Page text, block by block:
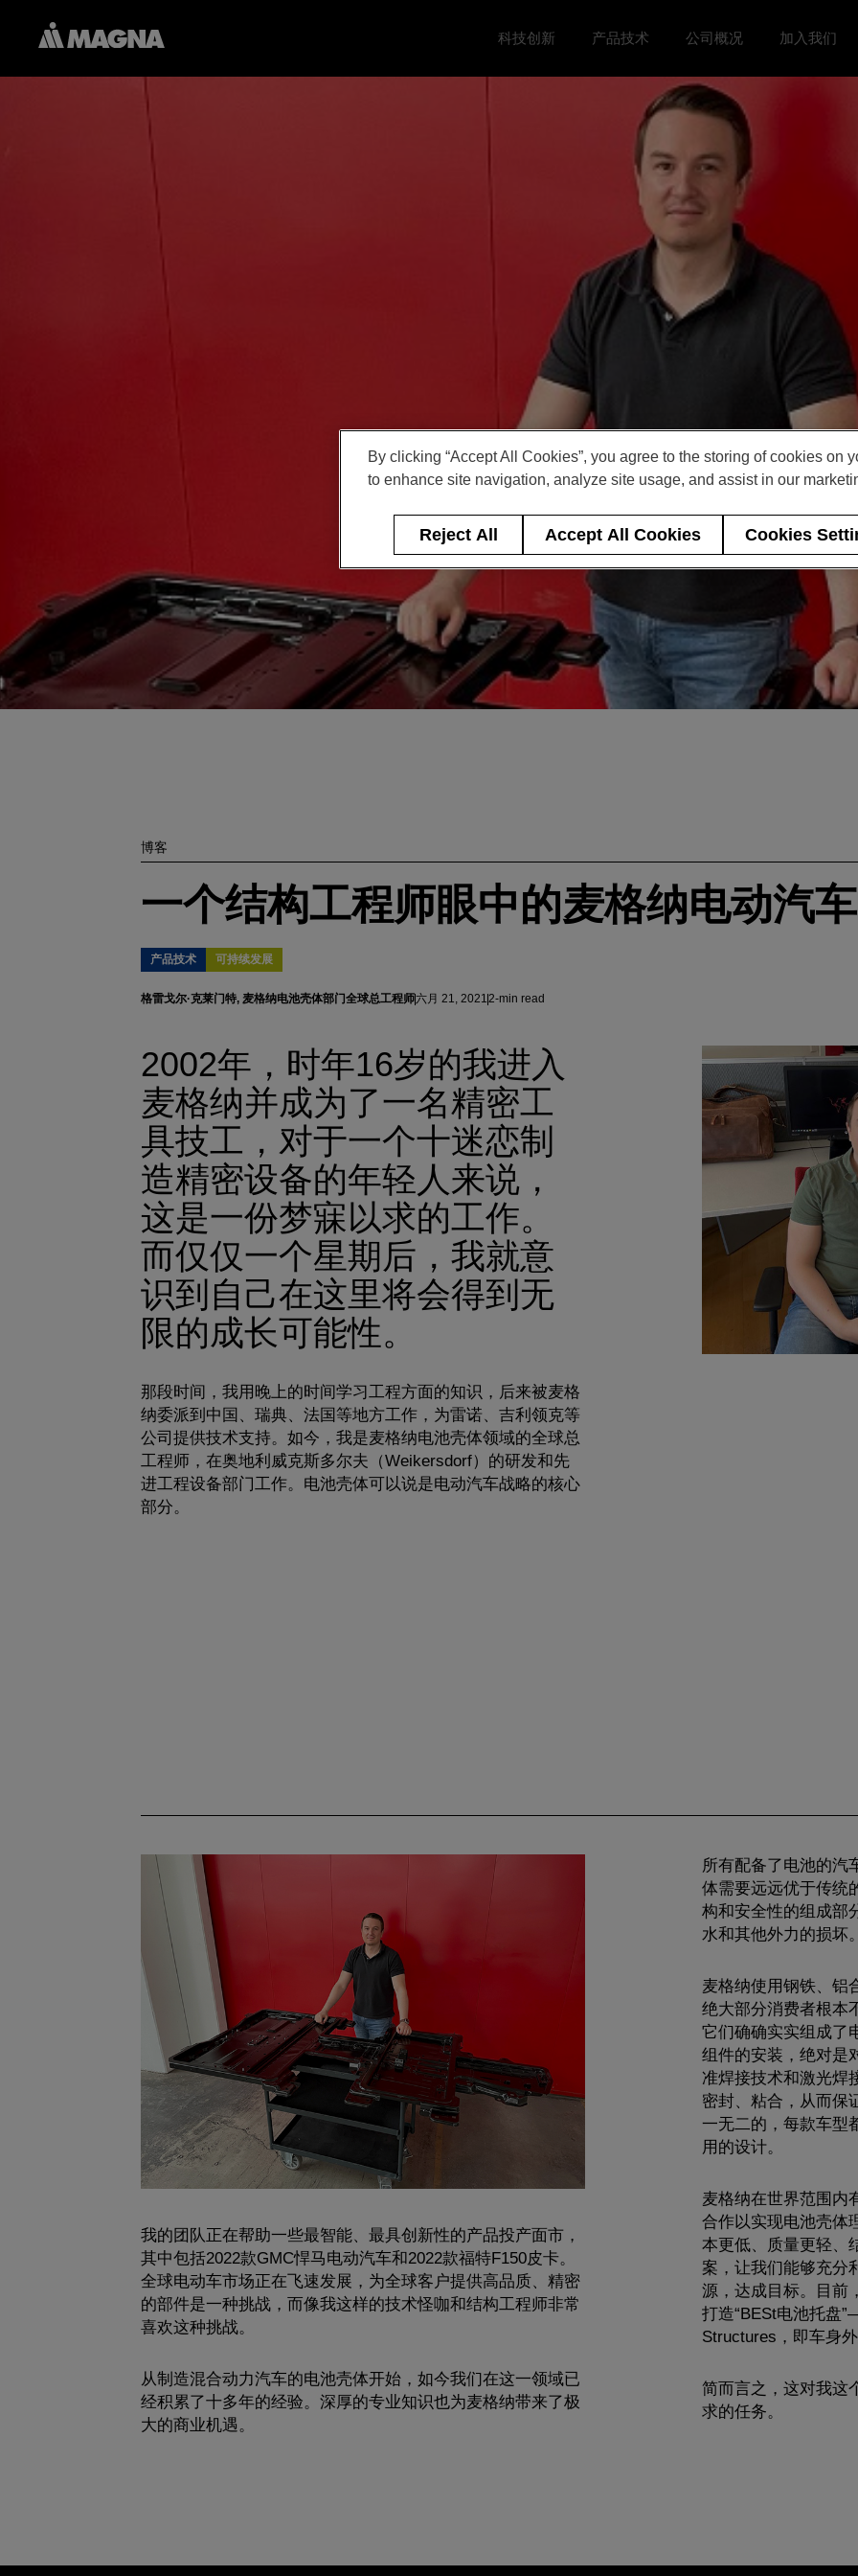
Toggle 科技创新 menu
科技创新 Toggle
产品技术 Toggle 公司概况 menu
公司概况 Toggle 加
加入我们
博客
一个结构工程师眼中的麦格纳电动汽
产品技术 可持续发展
格雷戈尔·克莱门特, 麦格纳电池壳体部门全球总工程师六月 21, 20212-min read
2002年，时年16岁的我进入
麦格纳并成为了一名精密工
具技工，对于一个十迷恋制
造精密设备的年轻人来说，
这是一份梦寐以求的工作。
而仅仅一个星期后，我就意
识到自己在这里将会得到无
限的成长可能性。
那段时间，我用晚上的时间学习工程方面的知识，后来被麦格
纳委派到中国、瑞典、法国等地方工作，为雷诺、吉利领克等
公司提供技术支持。如今，我是麦格纳电池壳体领域的全球总
工程师，在奥地利威克斯多尔夫（Weikersdorf）的研发和先
进工程设备部门工作。电池壳体可以说是电动汽车战略的核心
部分。
我的团队正在帮助一些最智能、最具创新性的产品投产面市，
其中包括2022款GMC悍马电动汽车和2022款福特F150皮卡。
全球电动车市场正在飞速发展，为全球客户提供高品质、精密
的部件是一种挑战，而像我这样的技术怪咖和结构工程师非常
喜欢这种挑战。
从制造混合动力汽车的电池壳体开始，如今我们在这一领域已
经积累了十多年的经验。深厚的专业知识也为麦格纳带来了极
大的商业机遇。
所有配备了电池的汽
体需要远远优于传统
构和安全性的组成部
水和其他外力的损坏
麦格纳使用钢铁、铝
绝大部分消费者根本
它们确确实实组成了
组件的安装，绝对是
准焊接技术和激光焊
密封、粘合，从而保
一无二的，每款车型
用的设计。
麦格纳在世界范围内
合作以实现电池壳体
本更低、质量更轻、
案，让我们能够充分
源，达成目标。目前
打造“BESt电池托盘
Structures，即车身
简而言之，这对我这
求的任务。
By clicking “Accept All Cookies”, you agree to the storing of cookies on
to enhance site navigation, analyze site usage, and assist in our
Reject All Accept All Cookies Cookies